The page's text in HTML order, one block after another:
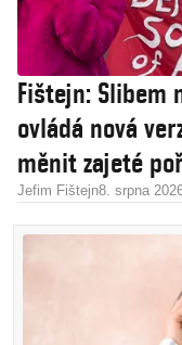
Fištejn: Slibem
ovládá nová
měnit zajeté
Jefim Fištejn8. srpna